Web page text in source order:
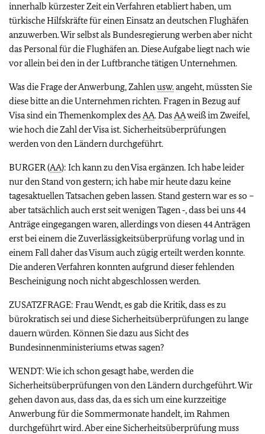
innerhalb kürzester Zeit ein Verfahren etabliert haben, um
türkische Hilfskräfte für einen Einsatz an deutschen Flughäfen
anzuwerben. Wir selbst als Bundesregierung werben aber nicht
das Personal für die Flughäfen an. Diese Aufgabe liegt nach wie
vor allein bei den in der Luftbranche tätigen Unternehmen.
Was die Frage der Anwerbung, Zahlenusw.angeht, müssten Sie
diese bitte an die Unternehmen richten. Fragen in Bezug auf
Visa sind ein Themenkomplex desAA. DasAAweiß im Zweifel,
wie hoch die Zahl der Visa ist. Sicherheitsüberprüfungen
werden von den Ländern durchgeführt.
BURGER (AA): Ich kann zu den Visa ergänzen. Ich habe leider
nur den Stand von gestern; ich habe mir heute dazu keine
tagesaktuellen Tatsachen geben lassen. Stand gestern war es so –
aber tatsächlich auch erst seit wenigen Tagen ‑, dass bei uns 44
Anträge eingegangen waren, allerdings von diesen 44 Anträgen
erst bei einem die Zuverlässigkeitsüberprüfung vorlag und in
einem Fall daher das Visum auch zügig erteilt werden konnte.
Die anderen Verfahren konnten aufgrund dieser fehlenden
Bescheinigung noch nicht abgeschlossen werden.
ZUSATZFRAGE: Frau Wendt, es gab die Kritik, dass es zu
bürokratisch sei und diese Sicherheitsüberprüfungen zu lange
dauern würden. Können Sie dazu aus Sicht des
Bundesinnenministeriums etwas sagen?
WENDT: Wie ich schon gesagt habe, werden die
Sicherheitsüberprüfungen von den Ländern durchgeführt. Wir
gehen davon aus, dass das, da es sich um eine kurzzeitige
Anwerbung für die Sommermonate handelt, im Rahmen
durchgeführt wird. Aber eine Sicherheitsüberprüfung muss